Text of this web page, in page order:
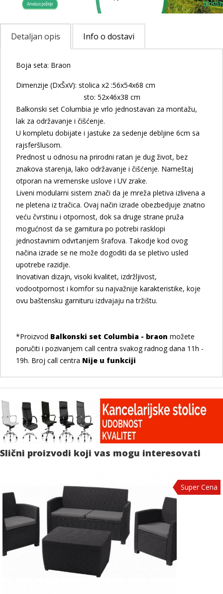
Detaljan opis Info o dostavi
Boja seta: Braon
Dimenzije (DxŠxV): stolica x2 :56x54x68 cm
sto: 52x46x38 cm
Balkonski set Columbia je vrlo jednostavan za montažu,
lak za održavanje i čišćenje.
U kompletu dobijate i jastuke za sedenje debljine 6cm sa
rajsferšlusom.
Prednost u odnosu na prirodni ratan je dug život, bez
znakova starenja, lako održavanje i čišćenje. Nameštaj
otporan na vremenske uslove i UV zrake.
Liveni modularni sistem znači da je mreža pletiva izlivena a
ne pletena iz tračica. Ovaj način izrade obezbedjuje znatno
veću čvrstinu i otpornost, dok sa druge strane pruža
mogućnost da se garnitura po potrebi rasklopi
jednostavnim odvrtanjem šrafova. Takodje kod ovog
načina izrade se ne može dogoditi da se pletivo usled
upotrebe razidje.
Inovativan dizajn, visoki kvalitet, izdržljivost,
vodootpornost i komfor su najvažnije karakteristike, koje
ovu baštensku garnituru izdvajaju na tržištu.
*Proizvod Balkonski set Columbia - braon možete
poručiti i pozivanjem call centra svakog radnog dana 11h -
19h. Broj call centra Nije u funkciji
Slični proizvodi koji vas mogu interesovati
Super Cena